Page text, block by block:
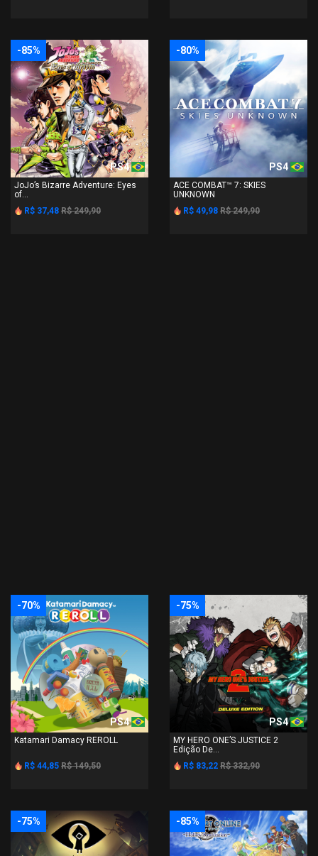
-85%
PS4
JoJo’s Bizarre Adventure: Eyes
of...
R$ 37,48 R$ 249,90
-80%
PS4
ACE COMBAT™ 7: SKIES
UNKNOWN
R$ 49,98 R$ 249,90
-70%
PS4
Katamari Damacy REROLL
R$ 44,85 R$ 149,50
-75%
PS4
MY HERO ONE’S JUSTICE 2
Edição De...
R$ 83,22 R$ 332,90
-75% -85%